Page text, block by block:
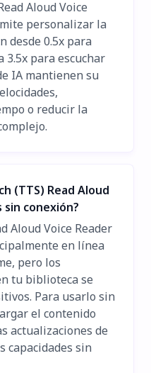
Aloud Voice
personalizar la
desde 0.5x para
3.5x para escuchar
IA mantienen su
o reducir la
(TTS) Read Aloud
sin conexión?
Aloud Voice Reader
en línea
pero los
tu biblioteca se
Para usarlo sin
el contenido
actualizaciones de
capacidades sin